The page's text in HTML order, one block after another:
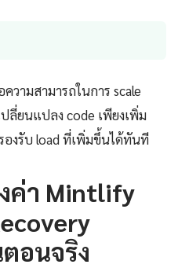
ามสามารถในการ scale
ลี่ยนแปลง code เพียงเพิ่ม
องรับ load ที่เพิ่มขึ้นได้ทันที
ค่า Mintlify
อนจริง